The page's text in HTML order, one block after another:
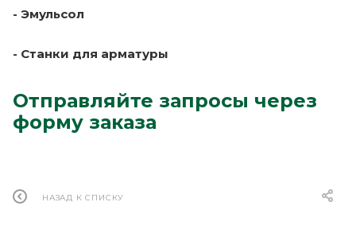
- Эмульсол
- Станки для арматуры
Отправляйте запросы через
форму заказа
НАЗАД К СПИСКУ